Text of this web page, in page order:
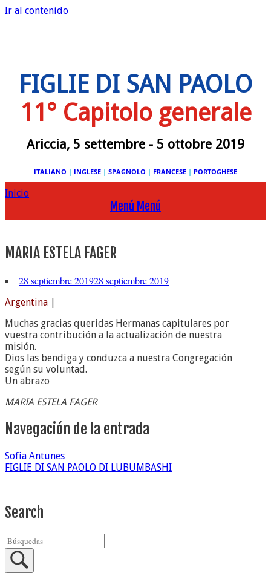
Ir al contenido
FIGLIE DI SAN PAOLO
11° Capitolo generale
Ariccia, 5 settembre - 5 ottobre 2019
ITALIANO | INGLESE | SPAGNOLO | FRANCESE | PORTOGHESE
Inicio
Menú Menú
MARIA ESTELA FAGER
28 septiembre 201928 septiembre 2019
Argentina |
Muchas gracias queridas Hermanas capitulares por
vuestra contribución a la actualización de nuestra
misión.
Dios las bendiga y conduzca a nuestra Congregación
según su voluntad.
Un abrazo
MARIA ESTELA FAGER
Navegación de la entrada
Sofia Antunes
FIGLIE DI SAN PAOLO DI LUBUMBASHI
Search